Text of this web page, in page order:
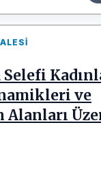
Selefi
ve
Alanları